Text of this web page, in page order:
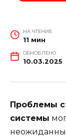
НА ЧТЕНИЕ
11 мин
ОБНОВЛЕНО
10.03.2025
Проблемы с
системы